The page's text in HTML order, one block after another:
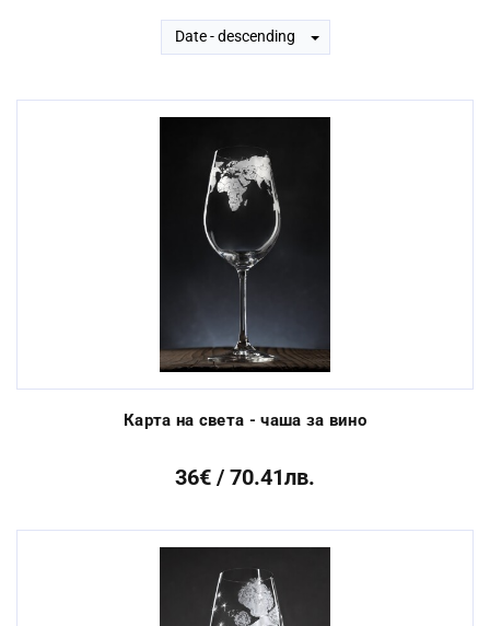
Date - descending
Карта на света - чаша за вино
36€ / 70.41лв.